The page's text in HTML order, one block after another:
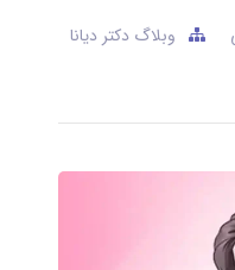
وبلاگ دکتر دیانا